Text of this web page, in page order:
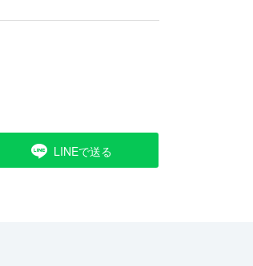
LINEで送る